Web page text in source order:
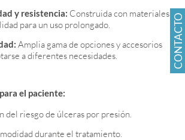
y resistencia: Construida con materiales
para un uso prolongado.
Amplia gama de opciones y accesorios
a diferentes necesidades.
el paciente:
del riesgo de úlceras por presión.
durante el tratamiento.
CONTACTO